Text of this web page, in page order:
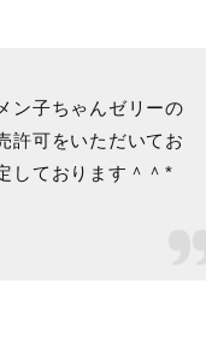
ン子ちゃんゼリーの
許可をいただいてお
しております＾＾*